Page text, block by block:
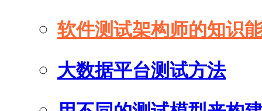
软件测试架构师的知识
大数据平台测试方法